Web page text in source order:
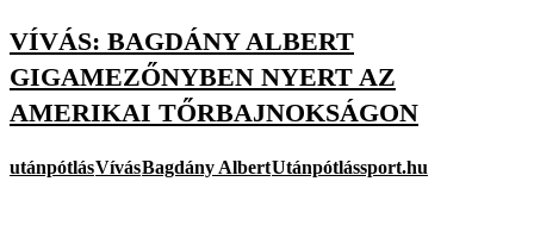
VÍVÁS: BAGDÁNY ALBERT
GIGAMEZŐNYBEN NYERT AZ
AMERIKAI TŐRBAJNOKSÁGON
utánpótlásVívásBagdány AlbertUtánpótlássport.hu